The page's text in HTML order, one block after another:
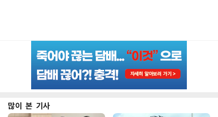
많이 본 기사